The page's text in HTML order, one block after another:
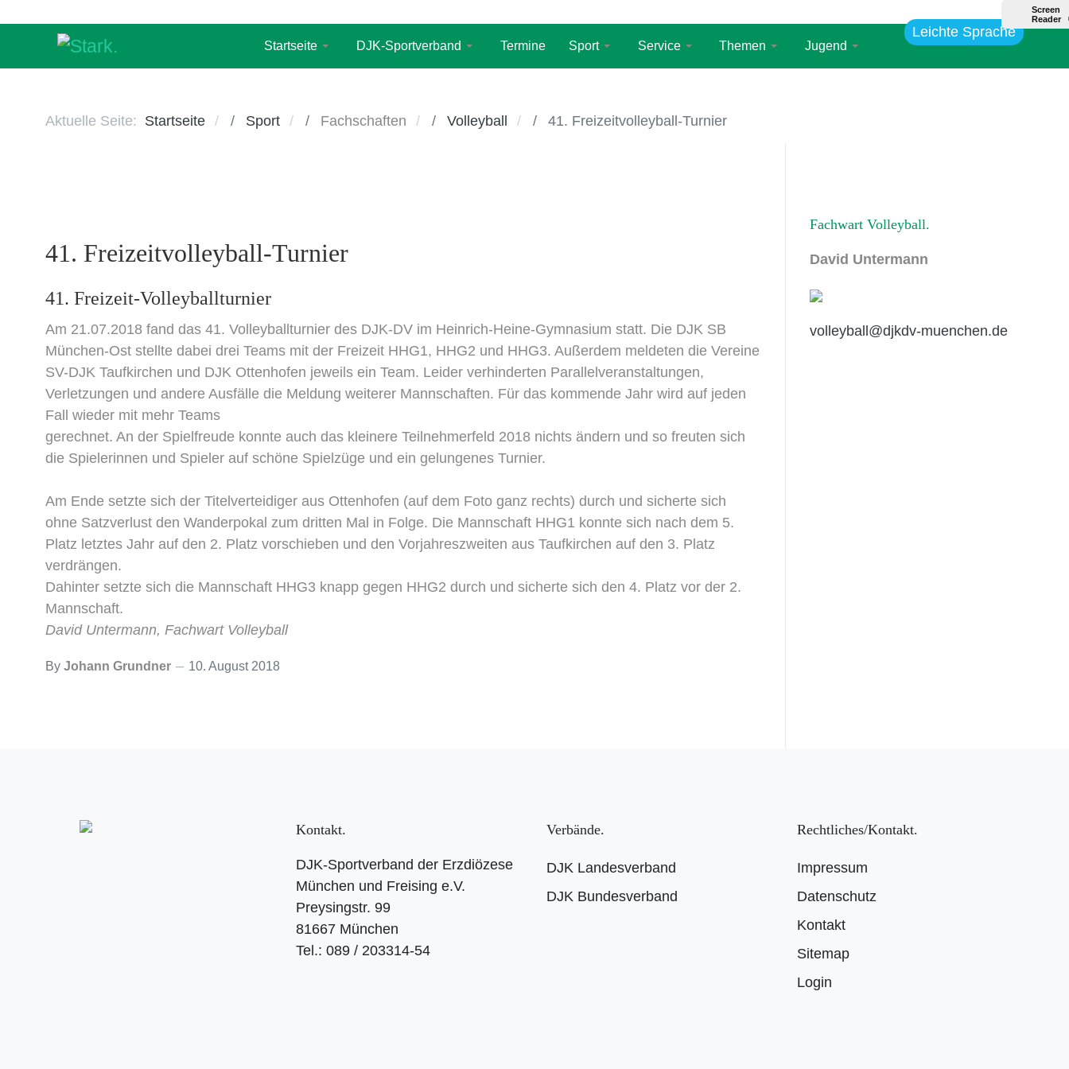
Leichte Sprache
Startseite DJK-Sportverband Termine Sport Service Themen Jugend
Aktuelle Seite: Startseite Sport Fachschaften Volleyball 41. Freizeitvolleyball-Turnier
41. Freizeitvolleyball-Turnier
41. Freizeit-Volleyballturnier
Am 21.07.2018 fand das 41. Volleyballturnier des DJK-DV im Heinrich-Heine-Gymnasium statt. Die DJK SB
München-Ost stellte dabei drei Teams mit der Freizeit HHG1, HHG2 und HHG3. Außerdem meldeten die Vereine
SV-DJK Taufkirchen und DJK Ottenhofen jeweils ein Team. Leider verhinderten Parallelveranstaltungen,
Verletzungen und andere Ausfälle die Meldung weiterer Mannschaften. Für das kommende Jahr wird auf jeden
Fall wieder mit mehr Teams
gerechnet. An der Spielfreude konnte auch das kleinere Teilnehmerfeld 2018 nichts ändern und so freuten sich
die Spielerinnen und Spieler auf schöne Spielzüge und ein gelungenes Turnier.
Am Ende setzte sich der Titelverteidiger aus Ottenhofen (auf dem Foto ganz rechts) durch und sicherte sich
ohne Satzverlust den Wanderpokal zum dritten Mal in Folge. Die Mannschaft HHG1 konnte sich nach dem 5.
Platz letztes Jahr auf den 2. Platz vorschieben und den Vorjahreszweiten aus Taufkirchen auf den 3. Platz
verdrängen.
Dahinter setzte sich die Mannschaft HHG3 knapp gegen HHG2 durch und sicherte sich den 4. Platz vor der 2.
Mannschaft.
David Untermann, Fachwart Volleyball
By Johann Grundner 10. August 2018
Fachwart Volleyball
David Untermann
volleyball@djkdv-muenchen.de
Kontakt
DJK-Sportverband der Erzdiözese
München und Freising e.V.
Preysingstr. 99
81667 München
Tel.: 089 / 203314-54
Verbände
DJK Landesverband
DJK Bundesverband
Rechtliches/Kontakt
Impressum
Datenschutz
Kontakt
Sitemap
Login